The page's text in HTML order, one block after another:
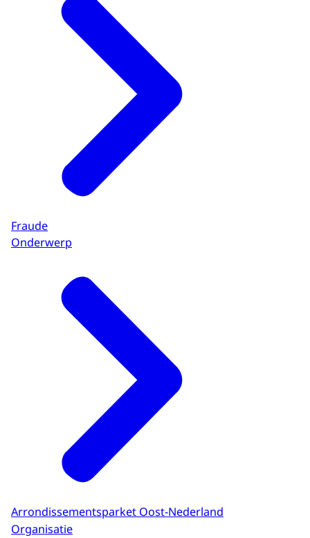
Fraude
Onderwerp
Arrondissementsparket Oost-Nederland
Organisatie